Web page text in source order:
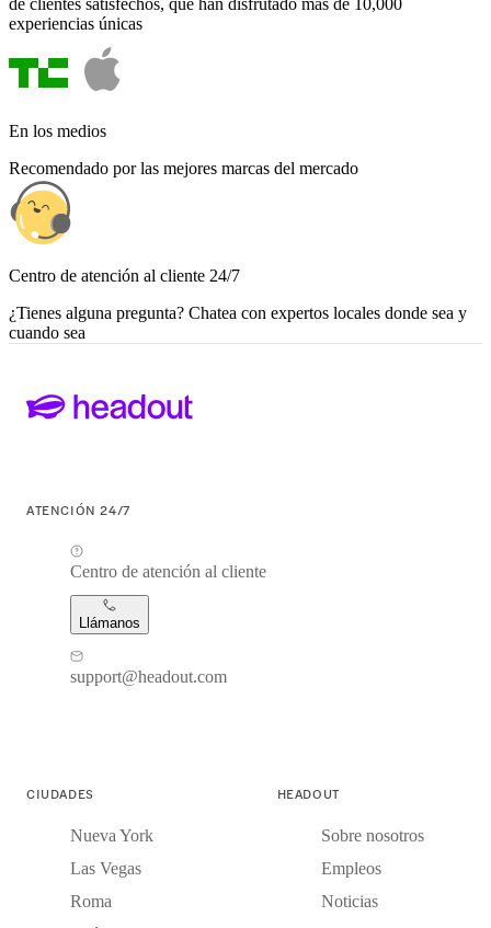
de clientes satisfechos, que han disfrutado más de 10,000
experiencias únicas
En los medios
Recomendado por las mejores marcas del mercado
Centro de atención al cliente 24/7
¿Tienes alguna pregunta? Chatea con expertos locales donde sea y
cuando sea
ATENCIÓN 24/7
Centro de atención al cliente
Llámanos
support@headout.com
CIUDADES
Nueva York
Las Vegas
Roma
HEADOUT
Sobre nosotros
Empleos
Noticias